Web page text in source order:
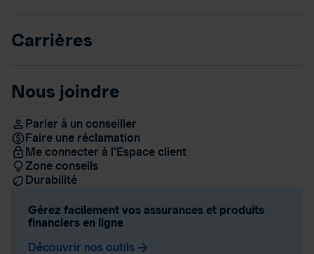
Carrières
Nous joindre
Parler à un conseiller
Faire une réclamation
Me connecter à l’Espace client
Zone conseils
Durabilité
Gérez facilement vos assurances et produits
financiers en ligne
Découvrir nos outils arrow_forward